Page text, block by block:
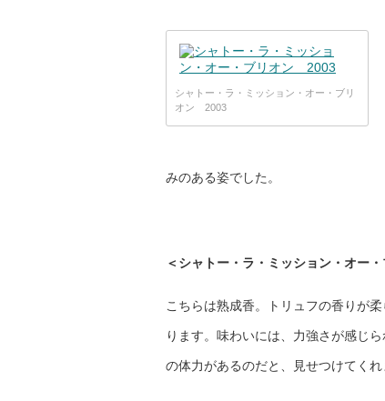
シャトー・ラ・ミッション・オー・ブリ
オン 2003
みのある姿でした。
＜シャトー・ラ・ミッション・オー
こちらは熟成香。トリュフの香りが
ります。味わいには、力強さが感じ
の体力があるのだと、見せつけてくれ